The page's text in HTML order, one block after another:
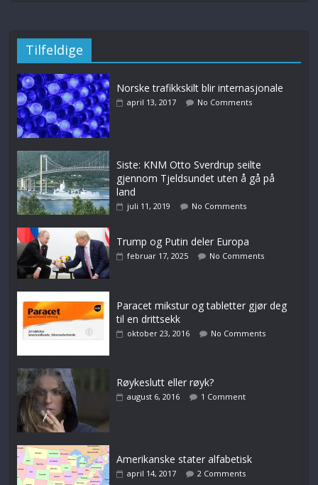
Tilfeldige
Norske trafikkskilt blir internasjonale
april 13, 2017 No Comments
Siste: KNM Otto Sverdrup seilte
gjennom Tjeldsundet uten å gå på
land
juli 11, 2019 No Comments
Trump og Putin deler Europa
februar 17, 2025 No Comments
Paracet mikstur og tabletter gjør deg
til en drittsekk
oktober 23, 2016 No Comments
Røykeslutt eller røyk?
august 6, 2016 1 Comment
Amerikanske stater alfabetisk
april 14, 2017 2 Comments